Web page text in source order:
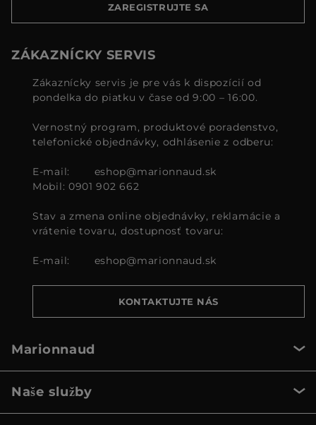
ZAREGISTRUJTE SA
ZÁKAZNÍCKY SERVIS
Zákaznícky servis je pre vás k dispozícií od
pondelka do piatku v čase od 9:00 – 16:00.
Vernostný program, produktové poradenstvo,
telefonické objednávky, odhlásenie z odberu:
E-mail:
eshop@marionnaud.sk
Mobil: 0901 902 662
Stav a zmena online objednávky, reklamácie a
vrátenie tovaru, dostupnosť tovaru:
E-mail: eshop@marionnaud.sk
KONTAKTUJTE NÁS
Marionnaud
Naše služby